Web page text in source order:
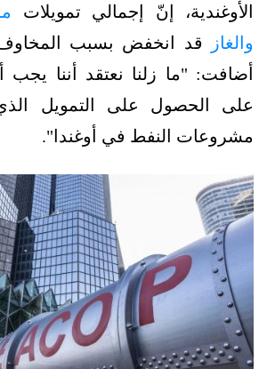
الأوغندية، إنّ إجمالي تمويلات
والغاز
قد انخفض بسبب المخاوف
أضافت: "ما زلنا نعتقد أننا
على الحصول على التمويل الذي
مشروعات النفط في أوغندا".